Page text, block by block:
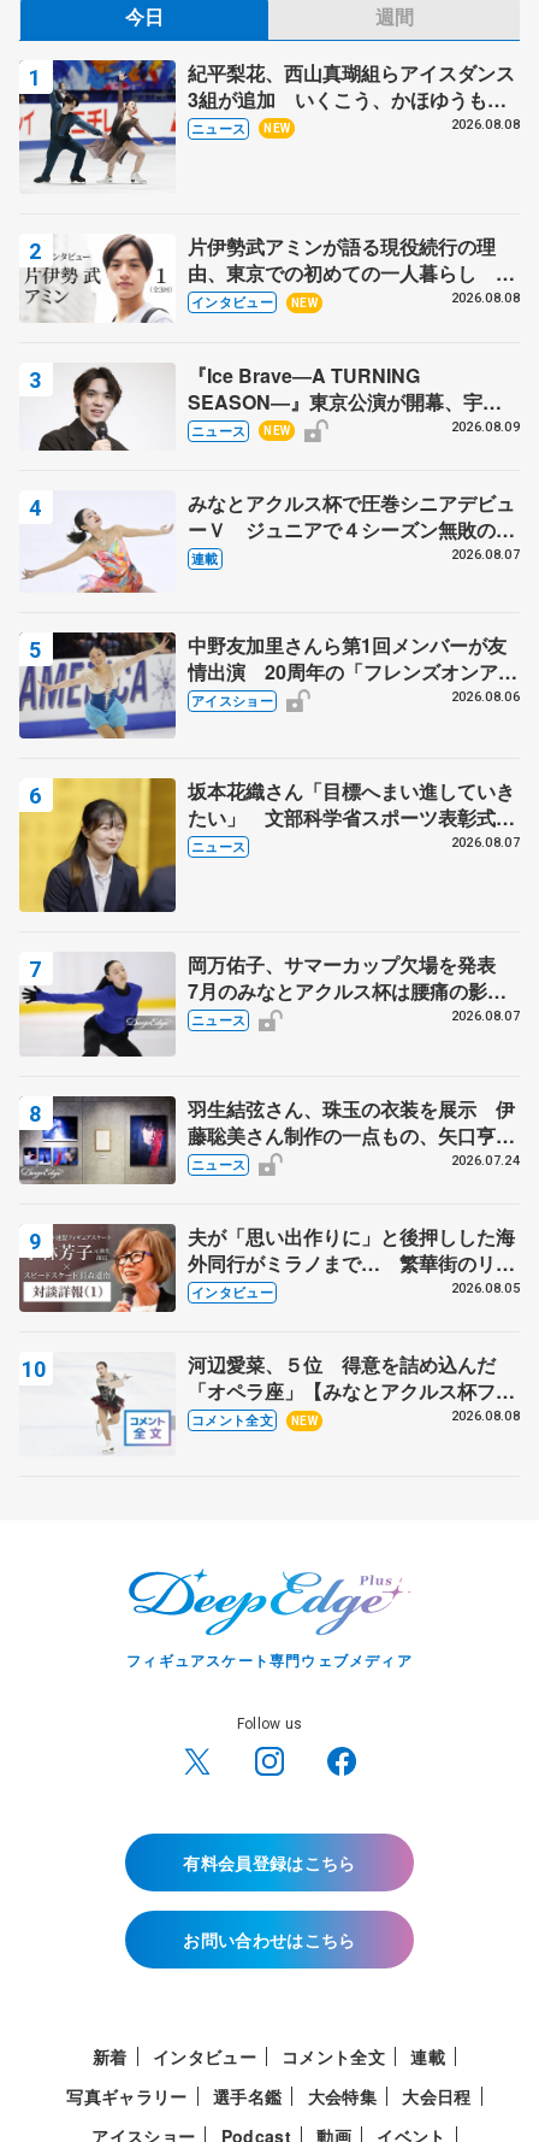
今日 週間
紀平梨花、西山真瑚組らアイスダンス
3組が追加 いくこう、かほゆうも、
木下グループ杯
ニュース NEW 2026.08.08
片伊勢武アミンが語る現役続行の理
由、東京での初めての一人暮らし 注
目スケーターの「今」に迫る
インタビュー NEW 2026.08.08
『Ice Brave―A TURNING
SEASON―』東京公演が開幕、宇野
昌磨の『Ice Brave』にかける思いを
ニュース NEW 2026.08.09
みなとアクルス杯で圧巻シニアデビュ
ーＶ ジュニアで４シーズン無敗の島
田麻央
連載 2026.08.07
中野友加里さんら第1回メンバーが友
情出演 20周年の「フレンズオンアイ
ス」 宮本賢二さん、有川梨絵さん、
アイスショー 2026.08.06
坂本花織さん「目標へまい進していき
たい」 文部科学省スポーツ表彰式で
代表謝辞
ニュース 2026.08.07
岡万佑子、サマーカップ欠場を発表
7月のみなとアクルス杯は腰痛の影響
で
ニュース 2026.08.07
羽生結弦さん、珠玉の衣装を展示 伊
藤聡美さん制作の一点もの、矢口亨さ
んが撮影
ニュース 2026.07.24
夫が「思い出作りに」と後押しした海
外同行がミラノまで… 繁華街のリン
クでは不良のお兄さんも味方に 小林
インタビュー 2026.08.05
河辺愛菜、５位 得意を詰め込んだ
「オペラ座」【みなとアクルス杯フリ
ー】
コメント全文 NEW 2026.08.08
フィギュアスケート専門ウェブメディア
Follow us
有料会員登録はこちら
お問い合わせはこちら
新着 インタビュー コメント全文
連載
写真ギャラリー
選手名鑑 大会特集
大会日程
アイスショー
Podcast 動画 イベント